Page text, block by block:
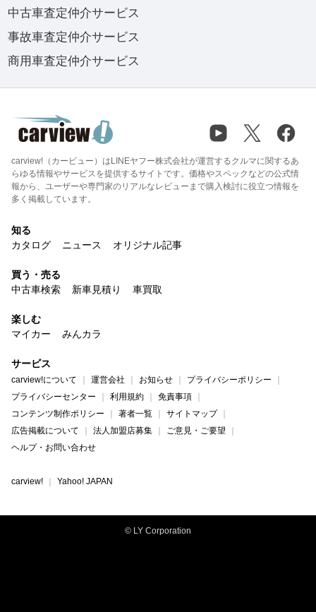
中古車査定仲介サービス
事故車査定仲介サービス
商用車査定仲介サービス
carview!（カービュー）はLINEヤフー株式会社が運営するクルマに関するあ
らゆる情報やサービスを提供するサイトです。価格やスペックなどの公式情
報から、ユーザーや専門家のリアルなレビューまで購入検討に役立つ情報を
多く掲載しています。
知る
カタログ
ニュース オリジナル記事
買う・売る
中古車検索
新車見積り 車買取
楽しむ
マイカー
みんカラ
サービス
carview!について 運営会社 お知らせ
プライバシーポリシー
プライバシーセンター
利用規約
免責事項
コンテンツ制作ポリシー
著者一覧
サイトマップ
広告掲載について
法人加盟店募集
ご意見・ご要望
ヘルプ・お問い合わせ
carview! Yahoo! JAPAN
© LY Corporation